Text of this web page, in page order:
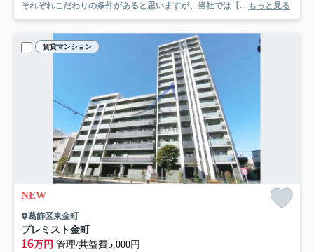
それぞれこだわりの条件があると思いますが、当社では【... もっと見る
賃貸マンション
NEW
葛飾区東金町
プレミスト金町
16万円 管理/共益費5,000円